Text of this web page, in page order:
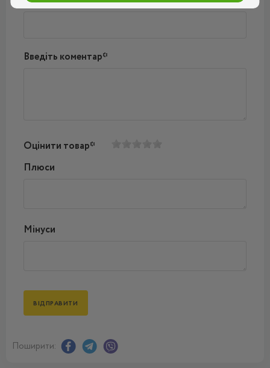
Введіть коментар*
Оцінити товар*
Плюси
Мінуси
Поширити: